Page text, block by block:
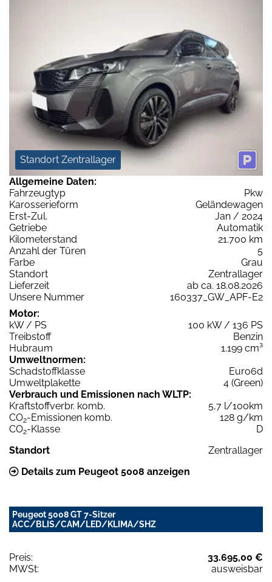
Standort Zentrallager
Allgemeine Daten:
Fahrzeugtyp
Pkw
Karosserieform
Geländewagen
Erst-Zul.
Jan / 2024
Getriebe
Automatik
Kilometerstand
21.700 km
Anzahl der Türen
5
Farbe
Grau
Standort
Zentrallager
Lieferzeit
ab ca. 18.08.2026
Unsere Nummer
160337_GW_APF-E2
Motor:
kW / PS
100 kW / 136 PS
Treibstoff
Benzin
Hubraum
1.199 cm³
Umweltnormen:
Schadstoffklasse
Euro6d
Umweltplakette
4 (Green)
Verbrauch und Emissionen nach WLTP:
Kraftstoffverbr. komb.
5,7 l/100km
CO2-Emissionen komb.
128 g/km
CO2-Klasse
D
Standort
Zentrallager
Details zum Peugeot 5008 anzeigen
Peugeot 5008 GT 7-Sitzer
ACC/BLIS/CAM/LED/KLIMA/SHZ
Preis:
33.695,00 €
MWSt:
ausweisbar